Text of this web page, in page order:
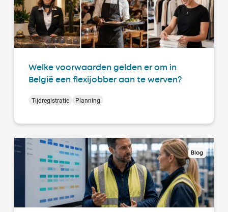
Welke voorwaarden gelden er om in
België een flexijobber aan te werven?
Tijdregistratie Planning
Blog